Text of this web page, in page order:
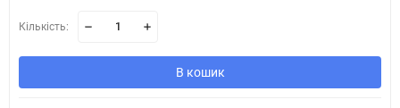
Кількість:
В кошик